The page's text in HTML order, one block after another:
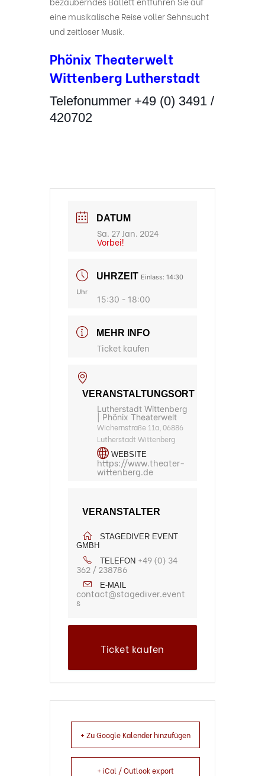
eine musikalische Reise voller Sehnsucht
und zeitloser Musik.
Phönix Theaterwelt
Wittenberg Lutherstadt
Telefonummer +49 (0) 3491 /
420702
DATUM
Sa. 27 Jan. 2024
Vorbei!
UHRZEIT Einlass: 14:30
Uhr
15:30 - 18:00
MEHR INFO
Ticket kaufen
VERANSTALTUNGSORT
Lutherstadt Wittenberg
| Phönix Theaterwelt
Wichernstraße 11a, 06886
Lutherstadt Wittenberg
WEBSITE
https://www.theater-
wittenberg.de
VERANSTALTER
STAGEDIVER EVENT
GMBH
TELEFON +49 (0) 34
362 / 238786
E-MAIL
contact@stagediver.event
s
Ticket kaufen
+ Zu Google Kalender hinzufügen
+ iCal / Outlook export